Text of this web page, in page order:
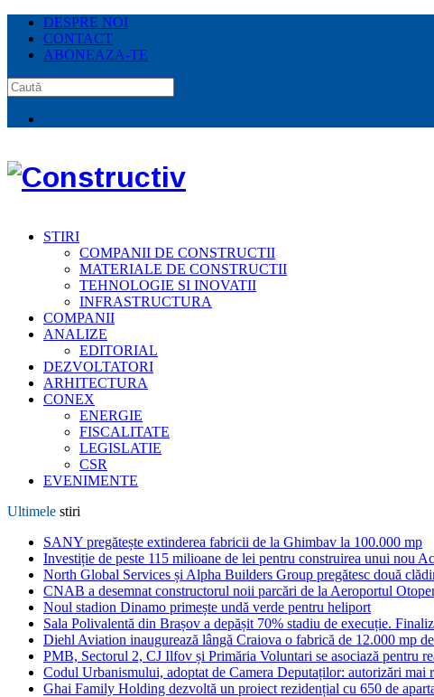
DESPRE NOI
CONTACT
ABONEAZA-TE
STIRI
COMPANII DE CONSTRUCTII
MATERIALE DE CONSTRUCTII
TEHNOLOGIE SI INOVATII
INFRASTRUCTURA
COMPANII
ANALIZE
EDITORIAL
DEZVOLTATORI
ARHITECTURA
CONEX
ENERGIE
FISCALITATE
LEGISLATIE
CSR
EVENIMENTE
Ultimele stiri
SANY pregătește extinderea fabricii de la Ghimbav la 100.000 mp
Investiție de peste 115 milioane de lei pentru construirea unui nou
North Global Services și Alpha Builders Group pregătesc două
CNAB a desemnat constructorul noii parcări de la Aeroportul
Noul stadion Dinamo primește undă verde pentru heliport
Sala Polivalentă din Brașov a depășit 70% stadiu de execuție.
Diehl Aviation inaugurează lângă Craiova o fabrică de 12.000 mp
PMB, Sectorul 2, CJ Ilfov și Primăria Voluntari se asociază pentru
Codul Urbanismului, adoptat de Camera Deputaților: autorizări
Ghai Family Holding dezvoltă un proiect rezidențial cu 650 de